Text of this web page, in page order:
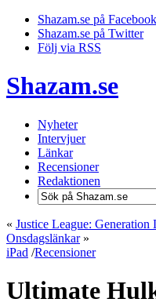
Shazam.se på Facebook
Shazam.se på Twitter
Följ via RSS
Shazam.se
Nyheter
Intervjuer
Länkar
Recensioner
Redaktionen
« Justice League: Generation
Onsdagslänkar»
iPad /Recensioner
Ultimate